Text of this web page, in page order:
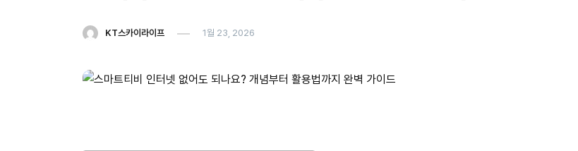
KT스카이라이프 1월 23, 2026